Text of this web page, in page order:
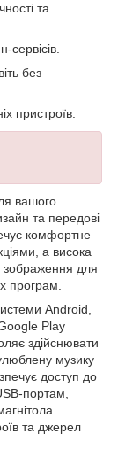
та
без
пристроїв.
вашого
та передові
комфортне
а висока
зображення для
програм.
Android,
Play
здійснювати
музику
доступ до
портам,
та джерел